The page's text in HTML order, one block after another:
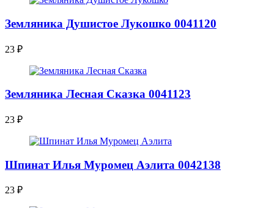
Земляника Душистое Лукошко 0041120
23 ₽
Земляника Лесная Сказка 0041123
23 ₽
Шпинат Илья Муромец Аэлита 0042138
23 ₽